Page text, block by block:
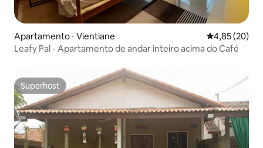
Apartamento ⋅ Vientiane 4,85 de uma
4,85 (20)
Leafy Pal - Apartamento de andar inteiro acima do Café
Superhost
Superhost